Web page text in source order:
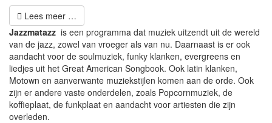
Lees meer …
Jazzmatazz is een programma dat muziek uitzendt uit de wereld
van de jazz, zowel van vroeger als van nu. Daarnaast is er ook
aandacht voor de soulmuziek, funky klanken, evergreens en
liedjes uit het Great American Songbook. Ook latin klanken,
Motown en aanverwante muziekstijlen komen aan de orde. Ook
zijn er andere vaste onderdelen, zoals Popcornmuziek, de
koffieplaat, de funkplaat en aandacht voor artiesten die zijn
overleden.